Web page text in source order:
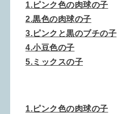
1.ピンク色の肉球の子
2.黒色の肉球の子
3.ピンクと黒のブチの子
4.小豆色の子
5.ミックスの子
1.ピンク色の肉球の子